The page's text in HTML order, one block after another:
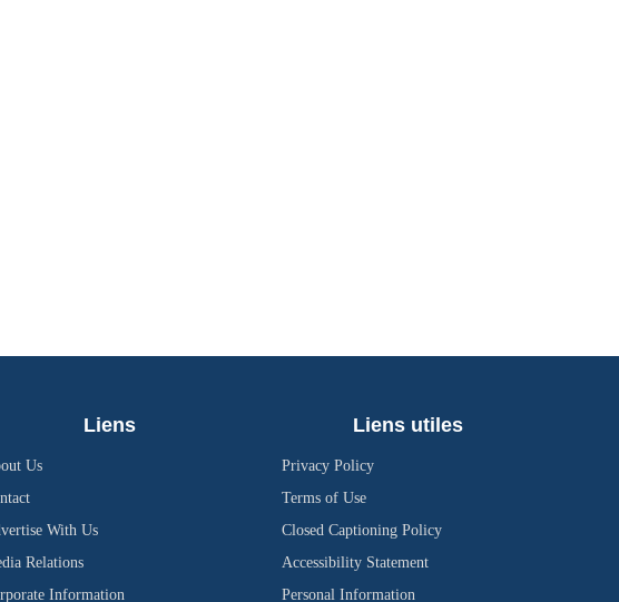
Liens
Us
With Us
Relations
Information
Liens utiles
Privacy Policy
Terms of Use
Closed Captioning Policy
Accessibility Statement
Personal Information